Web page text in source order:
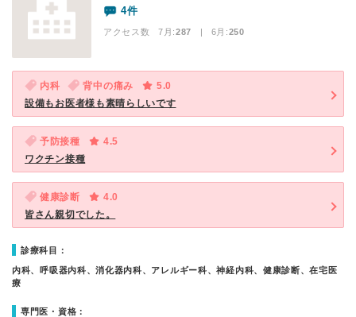
4件
アクセス数 7月:287 | 6月:250
内科 背中の痛み
5.0
設備もお医者様も素晴らしいです
予防接種
4.5
ワクチン接種
健康診断
4.0
皆さん親切でした。
診療科目：
内科、呼吸器内科、消化器内科、アレルギー科、神経内科、健康診断、在宅医
療
専門医・資格：